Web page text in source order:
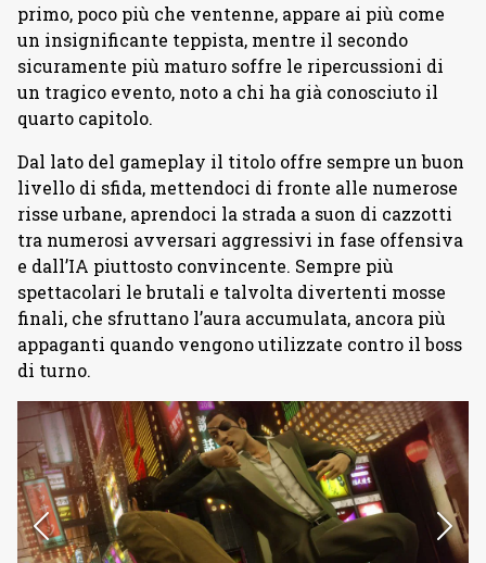
primo, poco più che ventenne, appare ai più come
un insignificante teppista, mentre il secondo
sicuramente più maturo soffre le ripercussioni di
un tragico evento, noto a chi ha già conosciuto il
quarto capitolo.
Dal lato del gameplay il titolo offre sempre un buon
livello di sfida, mettendoci di fronte alle numerose
risse urbane, aprendoci la strada a suon di cazzotti
tra numerosi avversari aggressivi in fase offensiva
e dall’IA piuttosto convincente. Sempre più
spettacolari le brutali e talvolta divertenti mosse
finali, che sfruttano l’aura accumulata, ancora più
appaganti quando vengono utilizzate contro il boss
di turno.